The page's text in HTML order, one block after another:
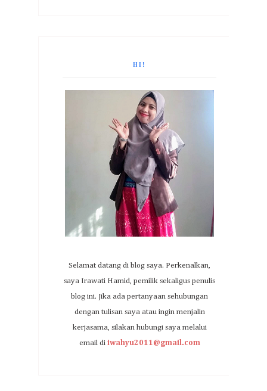
HI!
Selamat datang di blog saya. Perkenalkan,
saya Irawati Hamid, pemilik sekaligus penulis
blog ini. Jika ada pertanyaan sehubungan
dengan tulisan saya atau ingin menjalin
kerjasama, silakan hubungi saya melalui
email di iwahyu2011@gmail.com